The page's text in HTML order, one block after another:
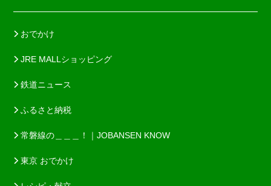
おでかけ
JRE MALLショッピング
鉄道ニュース
ふるさと納税
常磐線の＿＿＿！｜JOBANSEN KNOW
東京 おでかけ